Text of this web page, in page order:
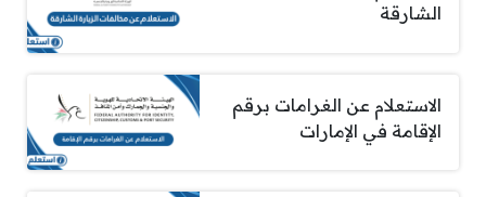
الشارقة
الاستعلام عن الغرامات برقم
الإقامة في الإمارات